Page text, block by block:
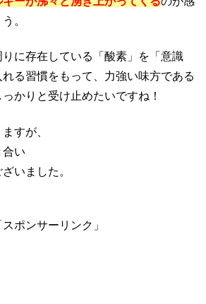
。
に存在している「酸素」を「意識
る習慣をもって、力強い味方である
っかりと受け止めたいですね！
すが、
い
いました。
スポンサーリンク」